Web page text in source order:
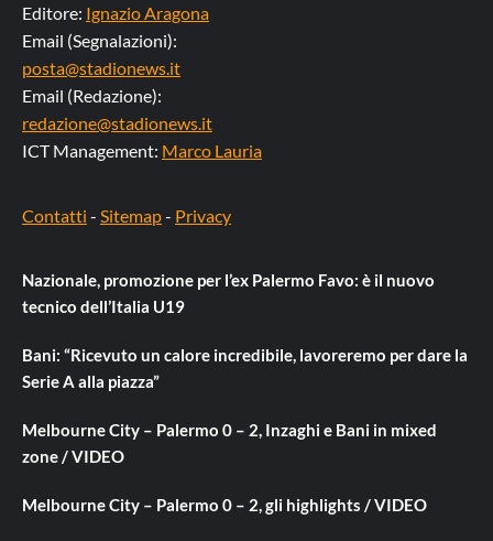
Editore: Ignazio Aragona
Email (Segnalazioni):
posta@stadionews.it
Email (Redazione):
redazione@stadionews.it
ICT Management: Marco Lauria
Contatti - Sitemap- Privacy
Nazionale, promozione per l’ex Palermo Favo: è il nuovo
tecnico dell’Italia U19
Bani: “Ricevuto un calore incredibile, lavoreremo per dare la
Serie A alla piazza”
Melbourne City – Palermo 0 – 2, Inzaghi e Bani in mixed
zone / VIDEO
Melbourne City – Palermo 0 – 2, gli highlights / VIDEO